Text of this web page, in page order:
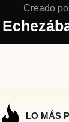
Creado
LO MÁS